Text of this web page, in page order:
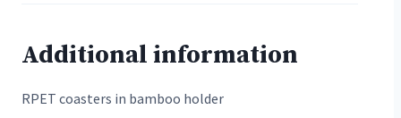
Additional information
RPET coasters in bamboo holder